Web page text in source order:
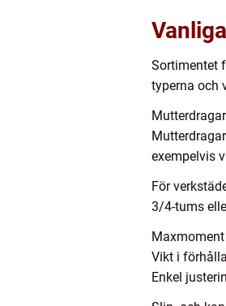
Sortimentet
typerna och
exempelvis
För
3/4-tums
Vikt i
Enkel